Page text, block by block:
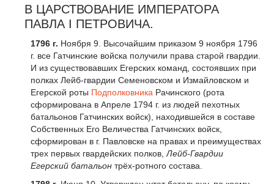
В ЦАРСТВОВАНИЕ ИМПЕРАТОРА
ПАВЛА I ПЕТРОВИЧА.
1796 г. Ноября 9. Высочайшим приказом 9 ноября 1796
г. все Гатчинские войска получили права старой гвардии.
И из существовавших Егерских команд, состоявших при
полках Лейб-гвардии Семеновском и Измайловском и
Егерской роты Подполковника Рачинского (рота
сформирована в Апреле 1794 г. из людей пехотных
батальонов Гатчинских войск), находившейся в составе
Собственных Его Величества Гатчинских войск,
сформирован в г. Павловске на правах и преимуществах
трех первых гвардейских полков, Лейб-Гвардии
Егерский батальон трёх-ротного состава.